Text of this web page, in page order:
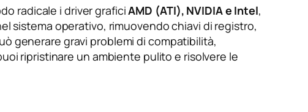
radicale i driver graficiAMD (ATI), NVIDIA e Intel,
sistema operativo, rimuovendo chiavi di registro,
generare gravi problemi di compatibilità,
ripristinare un ambiente pulito e risolvere le